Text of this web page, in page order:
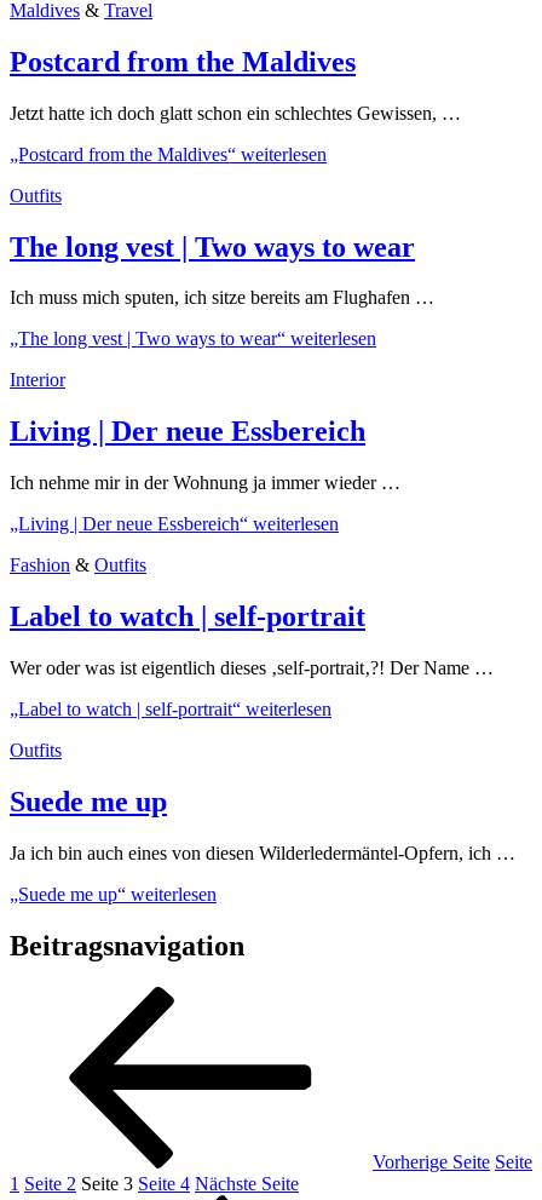
Maldives & Travel
Postcard from the Maldives
Jetzt hatte ich doch glatt schon ein schlechtes Gewissen, …
„Postcard from the Maldives“ weiterlesen
Outfits
The long vest | Two ways to wear
Ich muss mich sputen, ich sitze bereits am Flughafen …
„The long vest | Two ways to wear“ weiterlesen
Interior
Living | Der neue Essbereich
Ich nehme mir in der Wohnung ja immer wieder …
„Living | Der neue Essbereich“ weiterlesen
Fashion & Outfits
Label to watch | self-portrait
Wer oder was ist eigentlich dieses ‚self-portrait‚?! Der Name …
„Label to watch | self-portrait“ weiterlesen
Outfits
Suede me up
Ja ich bin auch eines von diesen Wilderledermäntel-Opfern, ich …
„Suede me up“ weiterlesen
Beitragsnavigation
Vorherige Seite Seite
1 Seite 2 Seite 3 Seite 4 Nächste Seite